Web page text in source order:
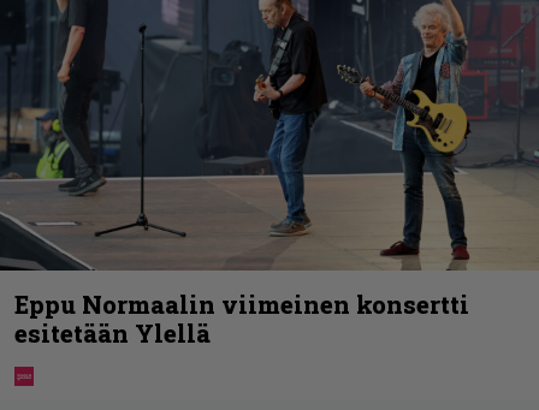
Eppu Normaalin viimeinen konsertti
esitetään Ylellä